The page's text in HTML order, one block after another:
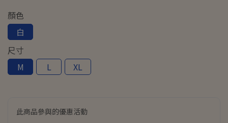
顏色
白
尺寸
M
L XL
此商品參與的優惠活動